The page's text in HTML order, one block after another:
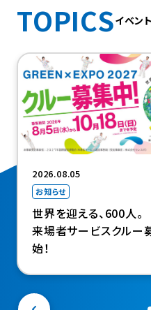
TOPICSイベン
2026.08.05
お知らせ
世界を迎える、600人。
来場者サービスクルー
始！